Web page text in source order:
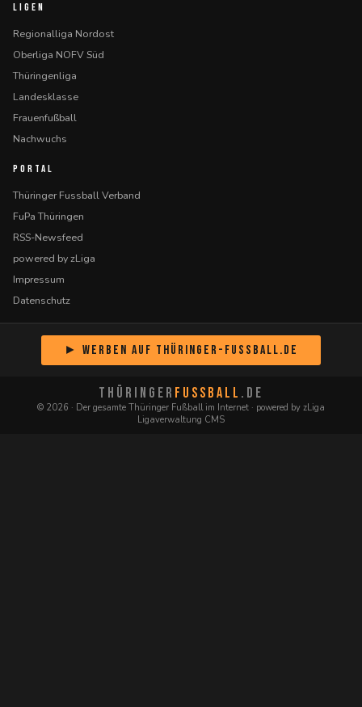
LIGEN
Regionalliga Nordost
Oberliga NOFV Süd
Thüringenliga
Landesklasse
Frauenfußball
Nachwuchs
PORTAL
Thüringer Fussball Verband
FuPa Thüringen
RSS-Newsfeed
powered by zLiga
Impressum
Datenschutz
► Werben auf Thüringer-Fussball.de
THÜRINGER FUSSBALL .DE
© 2026 · Der gesamte Thüringer Fußball im Internet · powered by zLiga
Ligaverwaltung CMS